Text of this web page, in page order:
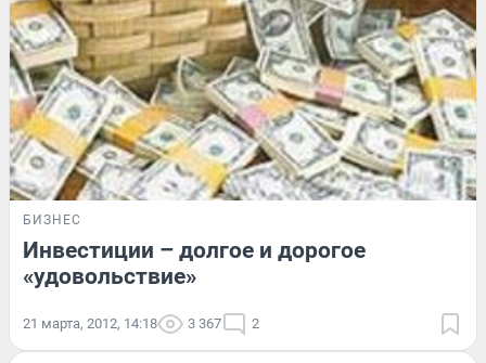
БИЗНЕС
Инвестиции – долгое и дорогое
«удовольствие»
21 марта, 2012, 14:18 3 367 2